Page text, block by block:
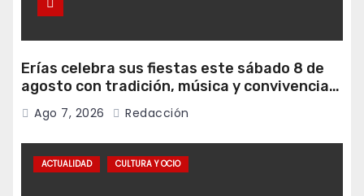
Erías celebra sus fiestas este sábado 8 de
agosto con tradición, música y convivencia
vecinal
Ago 7, 2026 Redacción
ACTUALIDAD CULTURA Y OCIO